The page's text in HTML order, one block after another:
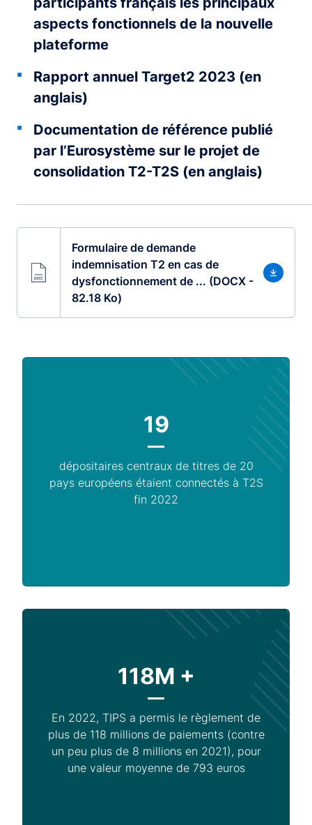
aspects fonctionnels de la nouvelle
plateforme
Rapport annuel Target2 2023 (en
anglais)
Documentation de référence publié
par l’Eurosystème sur le projet de
consolidation T2-T2S (en anglais)
Formulaire de demande
indemnisation T2 en cas de
dysfonctionnement de ... (DOCX -
82.18 Ko)
19
dépositaires centraux de titres de 20
pays européens étaient connectés à T2S
fin 2022
118M +
En 2022, TIPS a permis le règlement de
plus de 118 millions de paiements (contre
un peu plus de 8 millions en 2021), pour
une valeur moyenne de 793 euros